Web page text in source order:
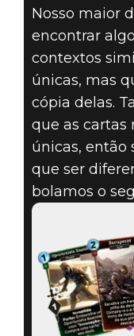
Nosso maior
encontrar
contextos
únicas, mas
cópia delas.
que as cartas
únicas, então
que ser
bolamos o